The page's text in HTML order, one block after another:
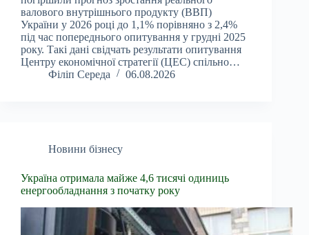
валового внутрішнього продукту (ВВП)
України у 2026 році до 1,1% порівняно з 2,4%
під час попереднього опитування у грудні 2025
року. Такі дані свідчать результати опитування
Центру економічної стратегії (ЦЕС) спільно…
Філіп Середа
06.08.2026
Новини бізнесу
Україна отримала майже 4,6 тисячі одиниць
енергообладнання з початку року